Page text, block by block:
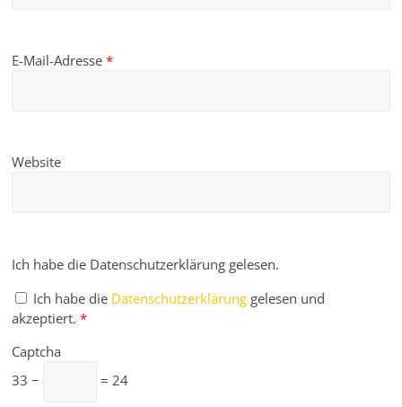
E-Mail-Adresse*
Website
Ich habe die Datenschutzerklärung gelesen.
Ich habe die Datenschutzerklärung gelesen und
akzeptiert. *
Captcha
33 −
= 24